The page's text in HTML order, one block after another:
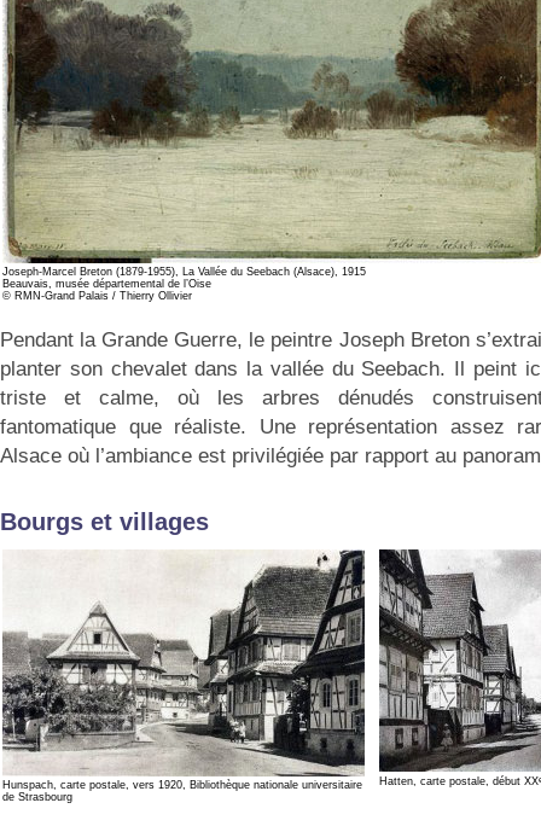
Joseph-Marcel Breton (1879-1955), La Vallée du Seebach (Alsace), 1915
Beauvais, musée départemental de l’Oise
© RMN-Grand Palais / Thierry Ollivier
Pendant la Grande Guerre, le peintre Joseph Breton
planter son chevalet dans la vallée du Seebach. Il peint
triste et calme, où les arbres dénudés
fantomatique que réaliste. Une représentation assez
Alsace où l’ambiance est privilégiée par rapport au
Bourgs et villages
Hunspach, carte postale, vers 1920, Bibliothèque nationale universitaire
de Strasbourg
Hatten, carte postale, début XX